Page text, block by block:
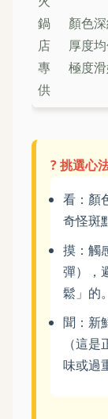
鍋
店
專
供
顏色深
厚度均
極度
? 挑選心
看：顏
奇怪斑
摸：觸
彈），
鬆」的。
聞：新
（這
味或過